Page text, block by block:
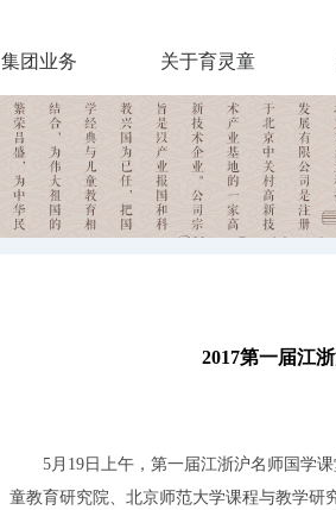
集团业务 关于育灵童
2017第一届江
5月19日上午，第一届江浙沪名师国学课
童教育研究院、北京师范大学课程与教学研